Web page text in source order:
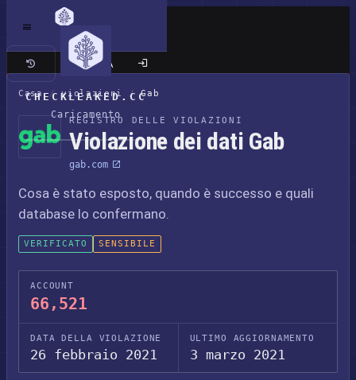
CHECKLEAKED.CC
Caricamento
Sito classico
Casa / violazioni / Gab
REGISTRO DELLE VIOLAZIONI
Violazione dei dati Gab
gab.com
Cosa è stato esposto, quando è successo e quali
database lo confermano.
VERIFICATO SENSIBILE
ACCOUNT
66,521
DATA DELLA VIOLAZIONE
26 febbraio 2021
ULTIMO AGGIORNAMENTO
3 marzo 2021